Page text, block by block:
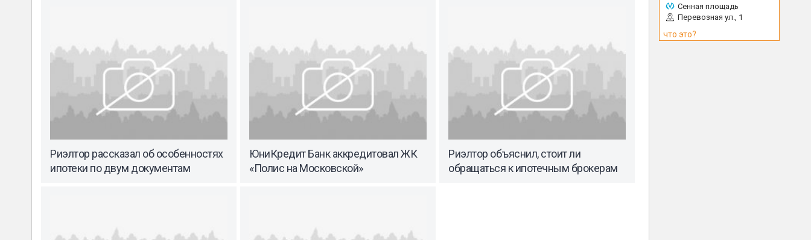
Риэлтор рассказал об особенностях
ипотеки по двум документам
ЮниКредит Банк аккредитовал ЖК
«Полис на Московской»
Риэлтор объяснил, стоит ли
обращаться к ипотечным брокерам
Сенная площадь
Перевозная ул., 1
что это?